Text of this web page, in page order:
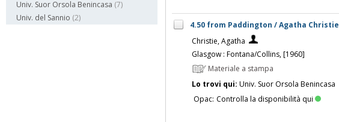
Univ. Suor Orsola Benincasa (7)
Univ. del Sannio (2)
4.50 from Paddington / Agatha Christie
Christie, Agatha
Glasgow : Fontana/Collins, [1960]
Materiale a stampa
Lo trovi qui: Univ. Suor Orsola Benincasa
Opac: Controlla la disponibilità qui